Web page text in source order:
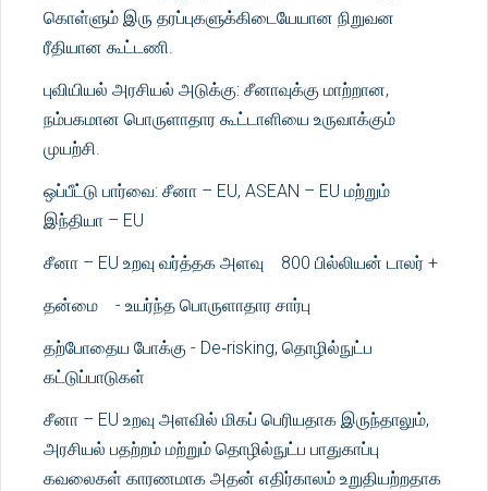
கொள்ளும் இரு தரப்புகளுக்கிடையேயான நிறுவன
ரீதியான கூட்டணி.
புவியியல் அரசியல் அடுக்கு: சீனாவுக்கு மாற்றான,
நம்பகமான பொருளாதார கூட்டாளியை உருவாக்கும்
முயற்சி.
ஒப்பீட்டு பார்வை: சீனா – EU, ASEAN – EU மற்றும்
இந்தியா – EU
சீனா – EU உறவு வர்த்தக அளவு 800 பில்லியன் டாலர் +
தன்மை - உயர்ந்த பொருளாதார சார்பு
தற்போதைய போக்கு - De‑risking, தொழில்நுட்ப
கட்டுப்பாடுகள்
சீனா – EU உறவு அளவில் மிகப் பெரியதாக இருந்தாலும்,
அரசியல் பதற்றம் மற்றும் தொழில்நுட்ப பாதுகாப்பு
கவலைகள் காரணமாக அதன் எதிர்காலம் உறுதியற்றதாக